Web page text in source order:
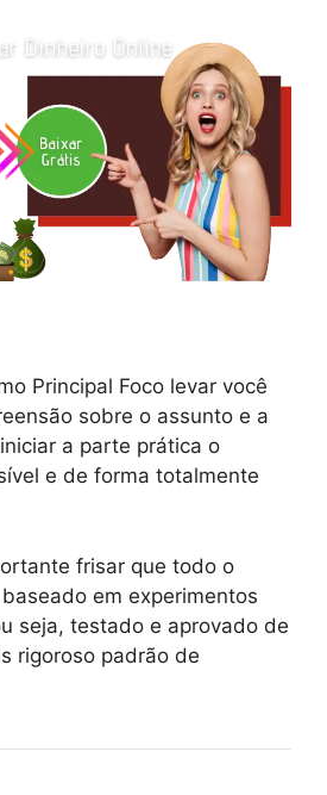
Principal Foco levar você
sobre o assunto e a
a parte prática o
e de forma totalmente
frisar que todo o
em experimentos
seja, testado e aprovado de
rigoroso padrão de